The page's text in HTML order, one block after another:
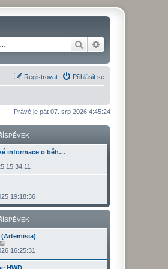
Hledat
Přihlásit se
Registrovat
Právě je pát 07. srp 2026 4:45:24
informace o běh…
e
15:34:11
19:18:36
(Artemisia)
o
r
16:25:31